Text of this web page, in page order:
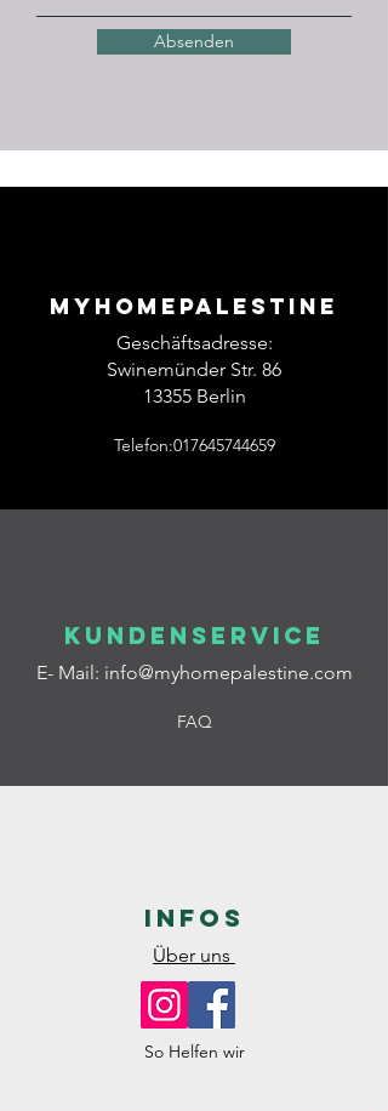
Absenden
Myhomepalestine
Geschäftsadresse:
Swinemünder Str. 86
13355 Berlin
Telefon:017645744659
Kundenservice
E- Mail: info@myhomepalestine.com
FAQ
Infos
Über uns
So Helfen wir